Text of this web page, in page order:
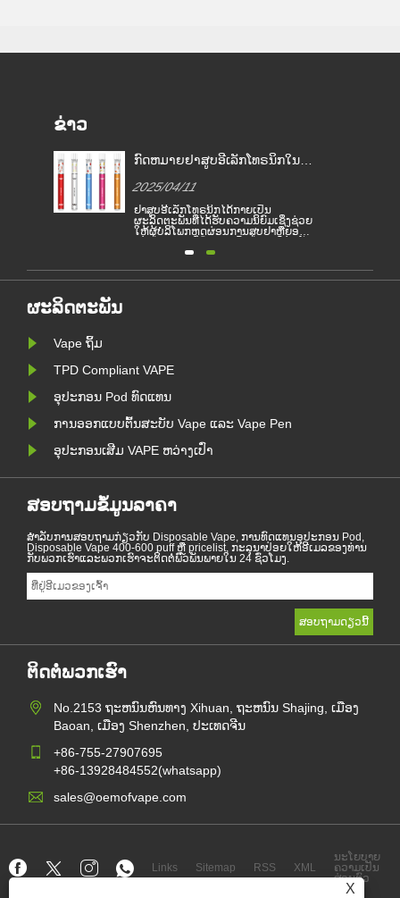
X
ຂ່າວ
ນ
ກົດຫມາຍຢາສູບອີເລັກໂທຣນິກໃນ
2025/04/11
ຢາສູບອີເລັກໂທຣນິກໄດ້ກາຍເປັນ
ຜະລິດຕະພັນທີ່ໄດ້ຮັບຄວາມນິຍົມເຊິ່ງຊ່ວຍ
ໃຫ້ຜູ້ບໍລິໂພກຫຼຸດຜ່ອນການສູບຢາຫຼືຍອມ
ກົດຫມາຍແລະລະບຽບການຂອງຢາສູບ
ຍິ່ງໄປກວ່ານັ້ນ, ມີບາງປະເທດແລະເຂດ
ໃດຫນຶ່ງໄດ້ຫ້າມຜະລິດຕະພັນອາຍພິດ.
ຜະລິດຕະພັນ
Vape ຖິ້ມ
TPD Compliant VAPE
ອຸປະກອນ Pod ທົດແທນ
ການອອກແບບຕົ້ນສະບັບ Vape ແລະ Vape Pen
ອຸປະກອນເສີມ VAPE ຫວ່າງເປົ່າ
ສອບຖາມຂໍ້ມູນລາຄາ
ສໍາ​ລັບ​ການ​ສອບ​ຖາມ​ກ່ຽວ​ກັບ Disposable Vape, ການ​ທົດ​ແທນ​ອຸ​ປະ​ກອນ Pod,
Disposable Vape 400-600 puff ຫຼື pricelist, ກະ​ລຸ​ນາ​ປ່ອຍ​ໃຫ້​ອີ​ເມລ​ຂອງ​ທ່ານ​
ກັບ​ພວກ​ເຮົາ​ແລະ​ພວກ​ເຮົາ​ຈະ​ຕິດ​ຕໍ່​ພົວ​ພັນ​ພາຍ​ໃນ 24 ຊົ່ວ​ໂມງ.
ຕິດຕໍ່ພວກເຮົາ
No.2153 ຖະຫນົນຫົນທາງ Xihuan, ຖະຫນົນ Shajing, ເມືອງ
Baoan, ເມືອງ Shenzhen, ປະເທດຈີນ
+86-755-27907695
+86-13928484552(whatsapp)
sales@oemofvape.com
Links Sitemap RSS XML
ນະໂຍບາຍ
ຄວາມເປັນ
ສ່ວນຕົວ